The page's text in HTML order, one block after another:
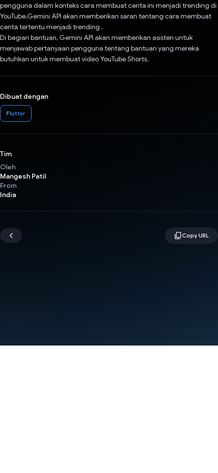
pengguna dalam konteks cara membuat cerita ini menjadi trending di
YouTube.Gemini API akan memberikan saran tentang cara membuat
cerita tertentu menjadi trending .
Di bagian bantuan, Gemini API akan memberikan asisten untuk
menjawab pertanyaan pengguna tentang bantuan yang mereka
butuhkan untuk membuat video YouTube Shorts.
Dibuat dengan
Flutter
Tim
Oleh
Mangesh Patil
From
India